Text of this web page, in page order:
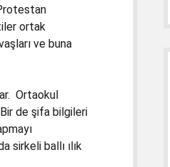
ortak
ve buna
Ortaokul
Bir de şifa bilgileri
sirkeli ballı ılık